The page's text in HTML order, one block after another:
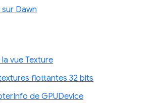
Dawn
vue Texture
flottantes 32 bits
de GPUDevice